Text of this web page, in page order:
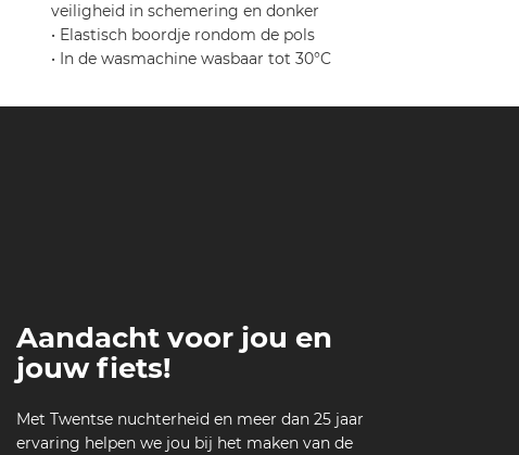
veiligheid in schemering en donker
• Elastisch boordje rondom de pols
• In de wasmachine wasbaar tot 30°C
Aandacht voor jou en
jouw fiets!
Met Twentse nuchterheid en meer dan 25 jaar
ervaring helpen we jou bij het maken van de